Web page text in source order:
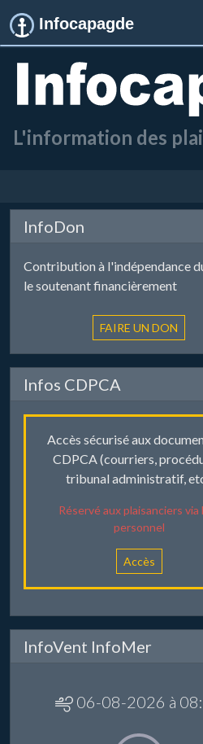
Infocapagde
L'information des
InfoDon
Contribution à l'indépendance
le soutenant financièrement
Infos CDPCA
Accès sécurisé aux
CDPCA (courriers,
tribunal administratif,
Réservé aux plaisanciers via
personnel
Accès
InfoVent InfoMer
06-08-2026 à